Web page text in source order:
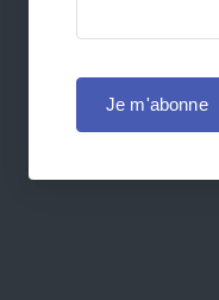
Je m'abonne